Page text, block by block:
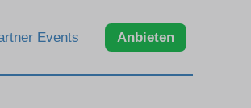
Events Anbieten